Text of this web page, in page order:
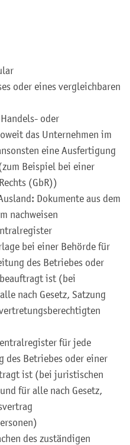
oder eines vergleichbaren
oder
das Unternehmen im
eine Ausfertigung
Beispiel bei einer
(GbR))
Dokumente aus dem
nachweisen
bei einer Behörde für
des Betriebes oder
ist (bei
nach Gesetz, Satzung
für jede
des Betriebes oder einer
ist (bei juristischen
für alle nach Gesetz,
des zuständigen